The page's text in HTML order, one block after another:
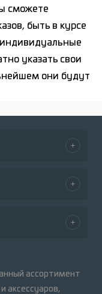
сможете
быть в курсе
индивидуальные
указать свои
они будут
ассортимент
аксессуаров,